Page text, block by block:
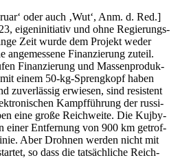
oder auch ‚Wut‘, Anm. d. Red.]
eigen­in­itia­tiv und ohne Regie­rungs­
Zeit wurde dem Projekt weder
ange­mes­sene Finan­zie­rung zuteil.
Finan­zie­rung und Mas­sen­pro­duk­
einem 50-kg-Spreng­kopf haben
zuver­läs­sig erwie­sen, sind resis­tent
Kampf­füh­rung der rus­si­
eine große Reich­weite. Die Kuj­by­
einer Ent­fer­nung von 900 km getrof­
Aber Drohnen werden nicht mit
so dass die tat­säch­li­che Reich­